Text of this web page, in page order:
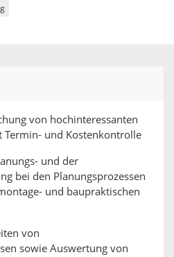
von hochinteressanten
Termin- und Kostenkontrolle
und der
bei den Planungsprozessen
und baupraktischen
von
sowie Auswertung von